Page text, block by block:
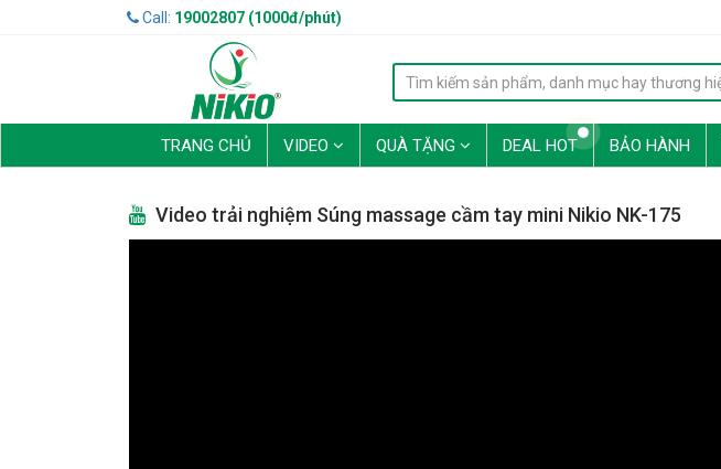
Call: 19002807 (1000đ/phút)
TRANG CHỦ VIDEO QUÀ TẶNG DEAL HOT BẢO HÀNH
Video trải nghiệm Súng massage cầm tay mini Nikio NK-175